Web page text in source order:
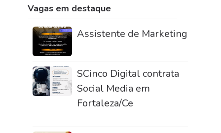
Vagas em destaque
Assistente de Marketing
SCinco Digital contrata
Social Media em
Fortaleza/Ce